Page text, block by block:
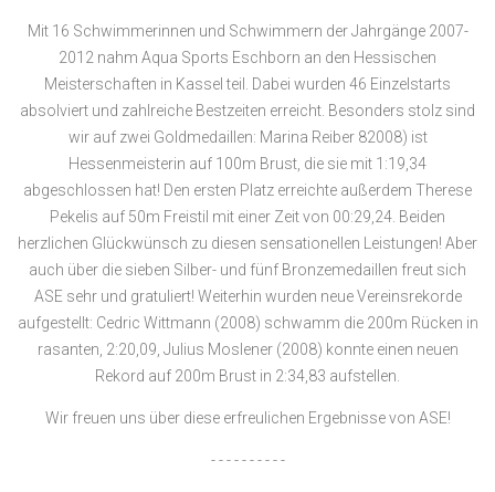
Mit 16 Schwimmerinnen und Schwimmern der Jahrgänge 2007-
2012 nahm Aqua Sports Eschborn an den Hessischen
Meisterschaften in Kassel teil. Dabei wurden 46 Einzelstarts
absolviert und zahlreiche Bestzeiten erreicht. Besonders stolz sind
wir auf zwei Goldmedaillen: Marina Reiber 82008) ist
Hessenmeisterin auf 100m Brust, die sie mit 1:19,34
abgeschlossen hat! Den ersten Platz erreichte außerdem Therese
Pekelis auf 50m Freistil mit einer Zeit von 00:29,24. Beiden
herzlichen Glückwünsch zu diesen sensationellen Leistungen! Aber
auch über die sieben Silber- und fünf Bronzemedaillen freut sich
ASE sehr und gratuliert! Weiterhin wurden neue Vereinsrekorde
aufgestellt: Cedric Wittmann (2008) schwamm die 200m Rücken in
rasanten, 2:20,09, Julius Moslener (2008) konnte einen neuen
Rekord auf 200m Brust in 2:34,83 aufstellen.
Wir freuen uns über diese erfreulichen Ergebnisse von ASE!
- - - - - - - - - -